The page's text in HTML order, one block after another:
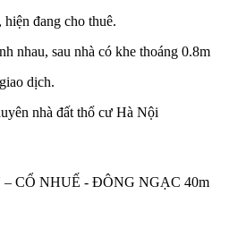
đang cho thuê.
nhau, sau nhà có khe thoáng 0.8m
dịch.
nhà đất thổ cư Hà Nội